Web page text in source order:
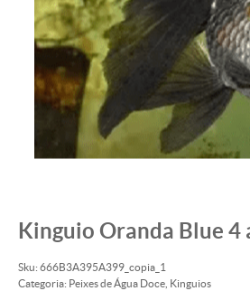
Kinguio Oranda Blue 4
Sku: 666B3A395A399_copia_1
Categoria: Peixes de Água Doce Kinguios